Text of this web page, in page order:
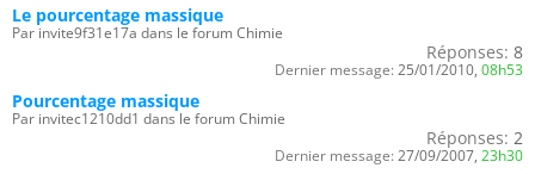
Le pourcentage massique
Par invite9f31e17a dans le forum Chimie
Réponses: 8
Dernier message: 25/01/2010, 08h53
Pourcentage massique
Par invitec1210dd1 dans le forum Chimie
Réponses: 2
Dernier message: 27/09/2007, 23h30